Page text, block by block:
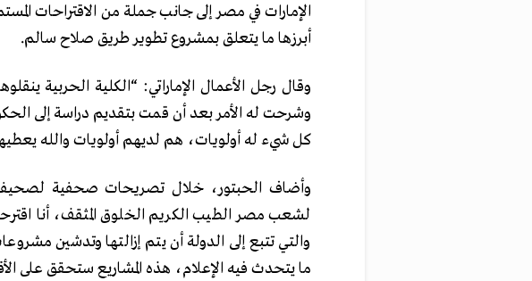
الإمارات في مصر إلى جانب جملة من الاقتراحات
أبرزها ما يتعلق بمشروع تطوير طريق صلاح سالم.
وقال رجل الأعمال الإماراتي: “الكلية الحربية
وشرحت له الأمر بعد أن قمت بتقديم دراسة إلى
كل شيء له أولويات، هم لديهم أولويات والله
لشعب مصر الطيب الكريم الخلوق المثقف، أنا
والتي تتبع إلى الدولة أن يتم إزالتها وتدشين
ما يتحدث فيه الإعلام، هذه المشاريع ستحقق على الأقل 100 مليار دولار